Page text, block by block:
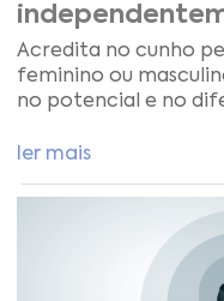
género!"
Acredita no cunho
feminino ou
no potencial e no
instituições. É com
liderança do CECOA,
jovens, ativos e
como em soluções à
ler mais